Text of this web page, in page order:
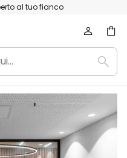
al tuo fianco